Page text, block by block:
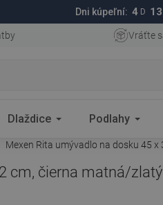
Dni kúpeľní: 4 D 13
Vráťte
Dlaždice Podlahy
Mexen Rita umývadlo na dosku 45
cm, čierna matná/